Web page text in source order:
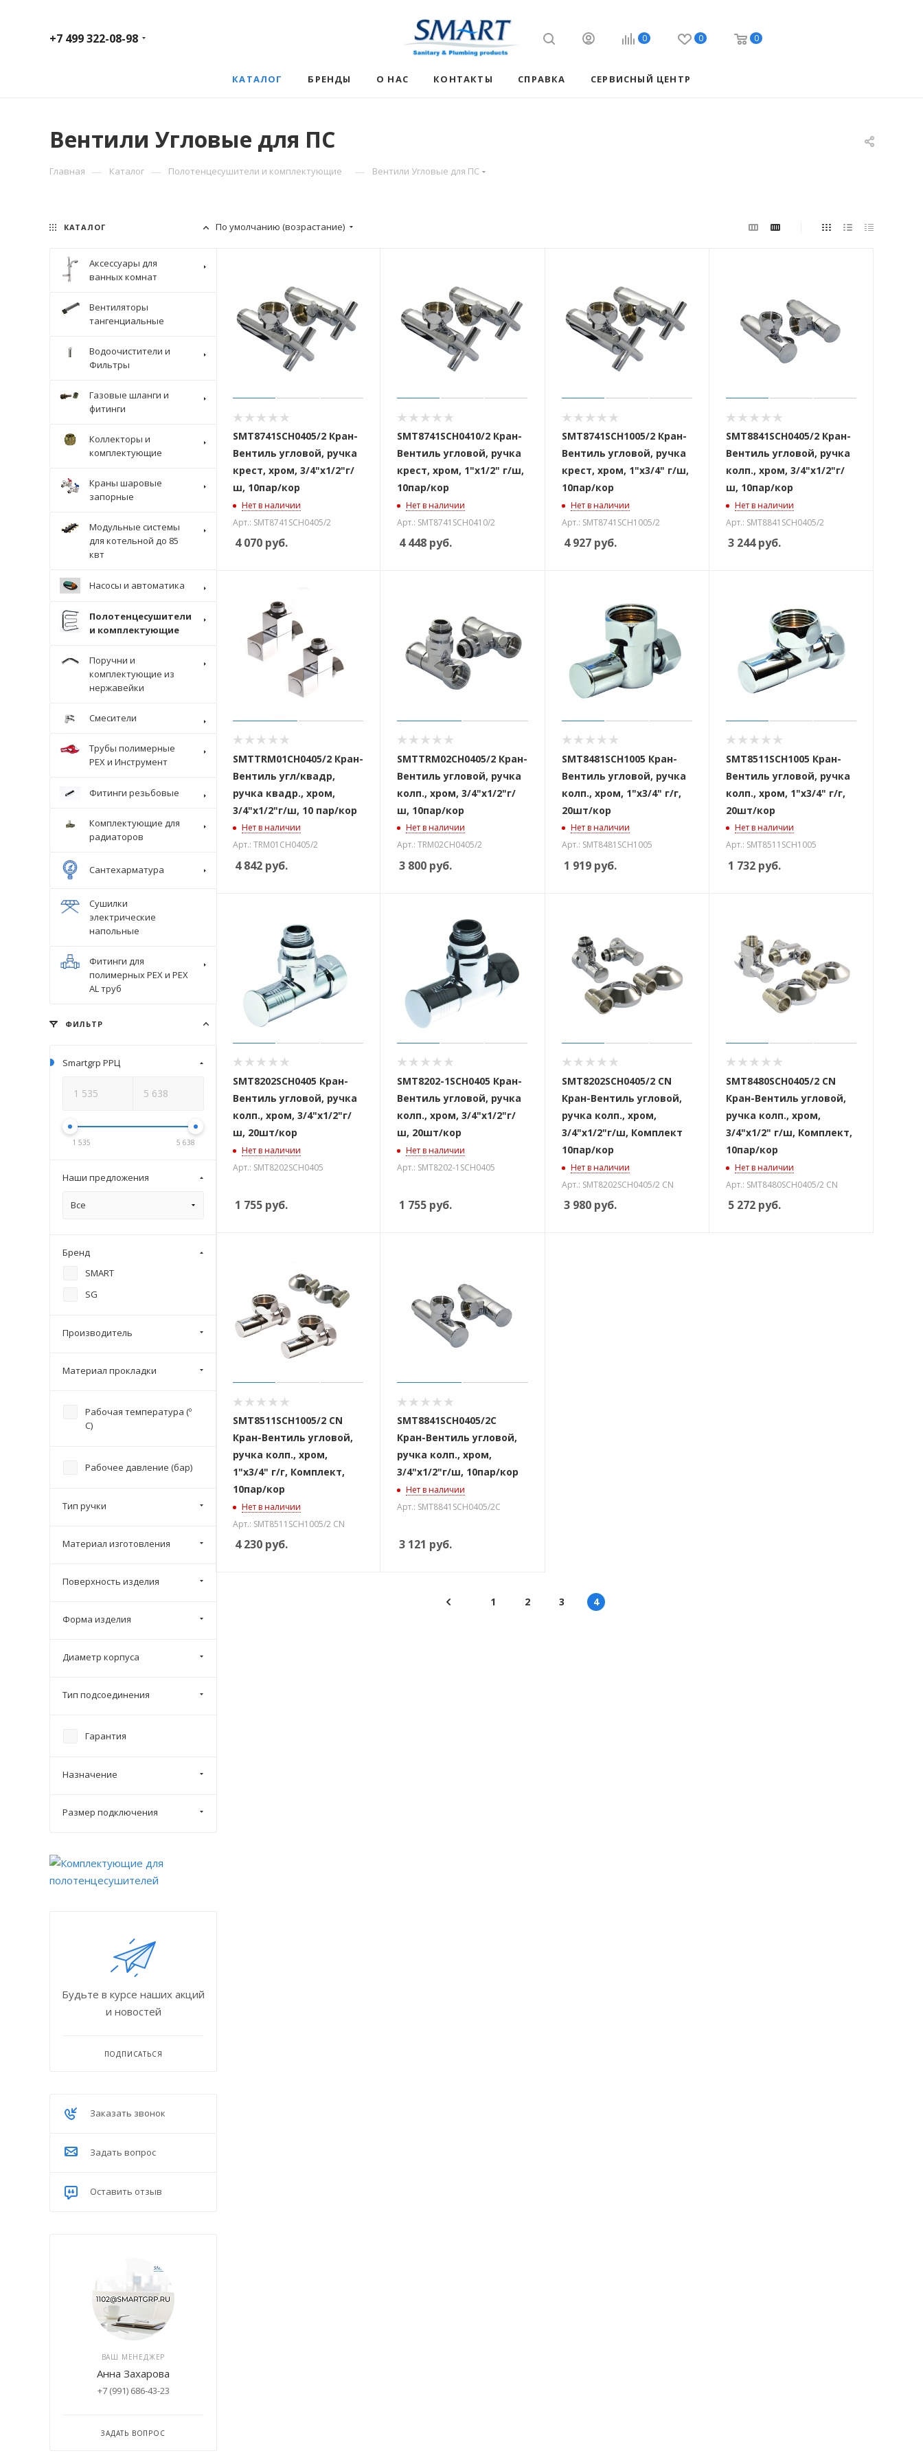
+7 499 322-08-98 0 0 0
КАТАЛОГ БРЕНДЫ О НАС КОНТАКТЫ СПРАВКА СЕРВИСНЫЙ ЦЕНТР
Вентили Угловые для ПС
Главная — Каталог — Полотенцесушители и комплектующие — Вентили Угловые для ПС
По умолчанию (возрастание)
SMT8741SCH0405/2 Кран-
Вентиль угловой, ручка
крест, хром, 3/4"х1/2"г/
ш, 10пар/кор
Нет в наличии
Арт.: SMT8741SCH0405/2
4 070 руб.
SMT8741SCH0410/2 Кран-
Вентиль угловой, ручка
крест, хром, 1"х1/2" г/ш,
10пар/кор
Нет в наличии
Арт.: SMT8741SCH0410/2
4 448 руб.
SMT8741SCH1005/2 Кран-
Вентиль угловой, ручка
крест, хром, 1"х3/4" г/ш,
10пар/кор
Нет в наличии
Арт.: SMT8741SCH1005/2
4 927руб.
SMT8841SCH0405/2 Кран-
Вентиль угловой, ручка
колп., хром, 3/4"х1/2"г/
ш, 10пар/кор
Нет в наличии
Арт.: SMT8841SCH0405/2
3 244руб.
SMTTRM01CH0405/2 Кран-
Вентиль угл/квадр,
ручка квадр., хром,
3/4"х1/2"г/ш, 10 пар/кор
Нет в наличии
Арт.: TRM01CH0405/2
4 842 руб.
SMTTRM02CH0405/2 Кран-
Вентиль угловой, ручка
колп., хром, 3/4"х1/2"г/
ш, 10пар/кор
Нет в наличии
Арт.: TRM02CH0405/2
3 800 руб.
SMT8481SCH1005 Кран-
Вентиль угловой, ручка
колп., хром, 1"х3/4" г/г,
20шт/кор
Нет в наличии
Арт.: SMT8481SCH1005
1 919руб.
SMT8511SCH1005 Кран-
Вентиль угловой, ручка
колп., хром, 1"х3/4" г/г,
20шт/кор
Нет в наличии
Арт.: SMT8511SCH1005
1 732руб.
SMT8202SCH0405 Кран-
Вентиль угловой, ручка
колп., хром, 3/4"х1/2"г/
ш, 20шт/кор
Нет в наличии
Арт.: SMT8202SCH0405
1 755 руб.
SMT8202-1SCH0405 Кран-
Вентиль угловой, ручка
колп., хром, 3/4"х1/2"г/
ш, 20шт/кор
Нет в наличии
Арт.: SMT8202-1SCH0405
1 755 руб.
SMT8202SCH0405/2 CN
Кран-Вентиль угловой,
ручка колп., хром,
3/4"х1/2"г/ш, Комплект
10пар/кор
Нет в наличии
Арт.: SMT8202SCH0405/2 CN
3 980руб.
SMT8480SCH0405/2 CN
Кран-Вентиль угловой,
ручка колп., хром,
3/4"х1/2" г/ш, Комплект,
10пар/кор
Нет в наличии
Арт.: SMT8480SCH0405/2 CN
5 272руб.
SMT8511SCH1005/2 CN
Кран-Вентиль угловой,
ручка колп., хром,
1"х3/4" г/г, Комплект,
10пар/кор
Нет в наличии
Арт.: SMT8511SCH1005/2 CN
4 230 руб.
SMT8841SCH0405/2С
Кран-Вентиль угловой,
ручка колп., хром,
3/4"х1/2"г/ш, 10пар/кор
Нет в наличии
Арт.: SMT8841SCH0405/2С
3 121 руб.
1 2 3 4
КАТАЛОГ
Аксессуары для
ванных комнат
Вентиляторы
тангенциальные
Водоочистители и
Фильтры
Газовые шланги и
фитинги
Коллекторы и
комплектующие
Краны шаровые
запорные
Модульные системы
для котельной до 85
квт
Насосы и автоматика
Полотенцесушители
и комплектующие
Поручни и
комплектующие из
нержавейки
Крепеж стоек для поручня
Смесители
Трубы полимерные
PEX и Инструмент
Фитинги резьбовые
Комплектующие для
радиаторов
Сантехарматура
Сушилки
электрические
напольные
Фитинги для
полимерных PEX и PEX
AL труб
ФИЛЬТР
Smartgrp РРЦ
1 535 5 638
Наши предложения
Все
Бренд
SMART
SG
Производитель
Материал прокладки
Рабочая температура (º
С)
Рабочее давление (бар)
Тип ручки
Материал изготовления
Поверхность изделия
Форма изделия
Диаметр корпуса
Тип подсоединения
Гарантия
Назначение
Размер подключения
Будьте в курсе наших акций
и новостей
ПОДПИСАТЬСЯ
Заказать звонок
Задать вопрос
Оставить отзыв
ВАШ МЕНЕДЖЕР
Анна Захарова
+7 (991) 686-43-23
ЗАДАТЬ ВОПРОС